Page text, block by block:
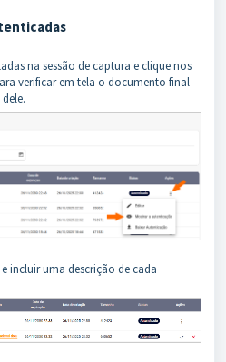
na sessão de captura e clique nos
verificar em tela o documento final
incluir uma descrição de cada